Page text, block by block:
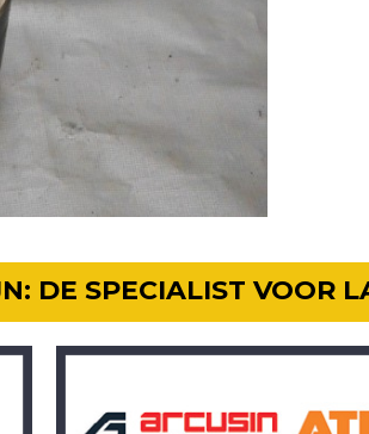
DE SPECIALIST VOOR